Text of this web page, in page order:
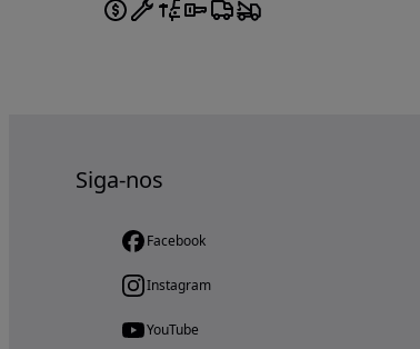
Siga-nos
Facebook
Instagram
YouTube